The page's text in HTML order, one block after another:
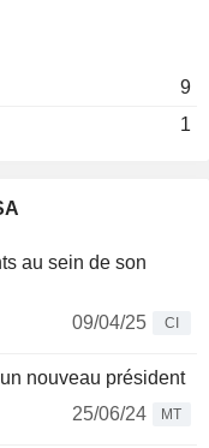
au sein de son
09/04/25
CI
nouveau président
25/06/24
MT
9
1